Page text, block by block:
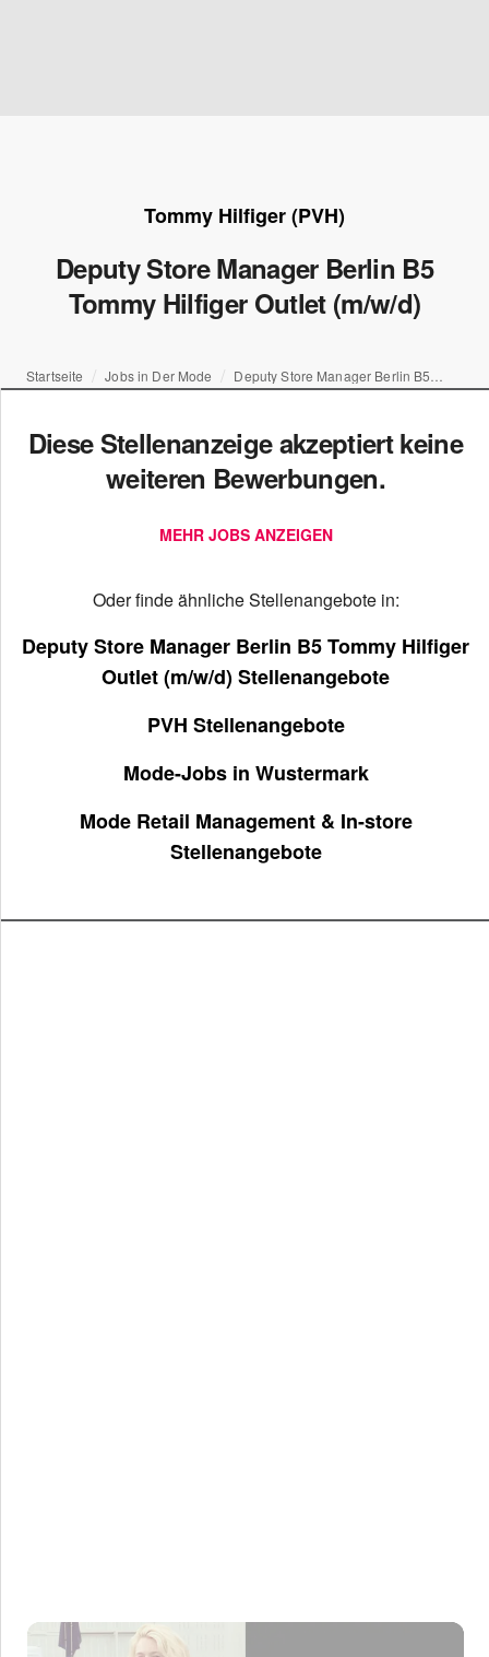
Tommy Hilfiger (PVH)
Deputy Store Manager Berlin B5
Tommy Hilfiger Outlet (m/w/d)
Startseite Jobs in Der Mode
Diese Stellenanzeige akzeptiert keine
weiteren Bewerbungen.
MEHR JOBS ANZEIGEN
Oder finde ähnliche Stellenangebote in:
Deputy Store Manager Berlin B5 Tommy Hilfiger
Outlet (m/w/d) Stellenangebote
PVH Stellenangebote
Mode-Jobs in Wustermark
Mode Retail Management & In-store
Stellenangebote